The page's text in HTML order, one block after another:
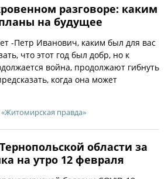
разговоре: каким
на будущее
-Петр Иванович, каким был для вас
что этот год был добр, но к
война, продолжают гибнуть
когда она может
«Житомирская правда»
области за
на утро 12 февраля